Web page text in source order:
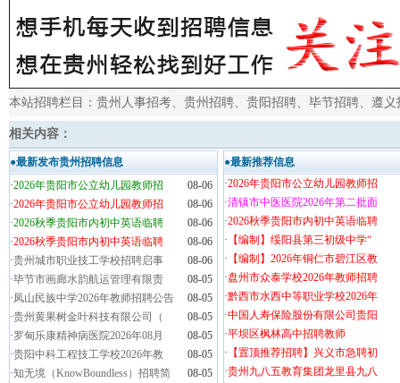
本站招聘栏目： 贵州人事招考、 贵州招聘、 贵阳招聘、 毕节招聘、 遵义
相关内容：
●最新发布贵州招聘信息
·2026年贵阳市公立幼儿园教师招
08-06
·2026年贵阳市公立幼儿园教师招
08-06
·2026秋季贵阳市内初中英语临聘
08-06
·2026秋季贵阳市内初中英语临聘
08-06
·贵州城市职业技工学校招聘启事
08-06
·毕节市画廊水韵航运管理有限责
08-05
·凤山民族中学2026年教师招聘公告
08-05
·贵州黄果树金叶科技有限公司（
08-05
·罗甸乐康精神病医院2026年08月
08-05
·贵阳中科工程技工学校2026年教
08-05
·知无境（KnowBoundless）招聘简
08-05
●最新推荐信息
·2026年贵阳市公立幼儿园教师招
·清镇市中医医院2026年第二批面
·2026秋季贵阳市内初中英语临聘
· 【编制】绥阳县第三初级中学“
· 【编制】2026年铜仁市碧江区教
·盘州市众泰学校2026年教师招聘
·黔西市水西中等职业学校2026年
·中国人寿保险股份有限公司贵阳
·平坝区枫林高中招聘教师
· 【置顶推荐招聘】兴义市急聘初
·贵州九八五教育集团龙里县九八